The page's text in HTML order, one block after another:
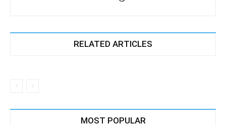
RELATED ARTICLES
MOST POPULAR